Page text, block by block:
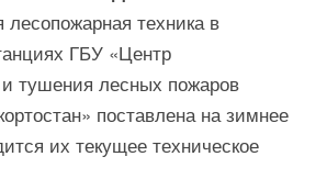
техника в
ГБУ «Центр
тушения лесных пожаров
поставлена на зимнее
их текущее техническое